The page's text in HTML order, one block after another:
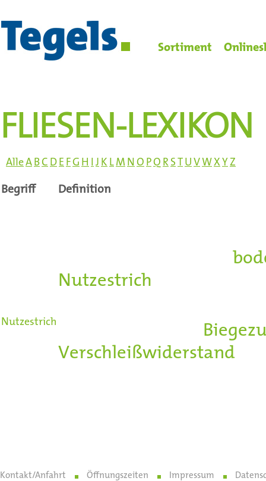
Sortiment
FLIESEN-LEXIKON
AlleA BC D E FG H I J K L M N O PQ R S T U V WXY Z
Begriff Definition
Nutzestrich
Nutzestrich
Verschleißwiderstand
Kontakt/Anfahrt Öffnungszeiten Impressum